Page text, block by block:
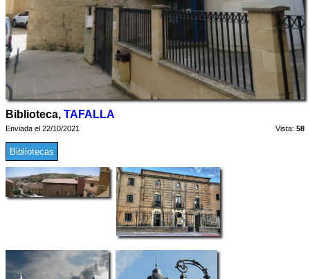
Biblioteca, TAFALLA
Enviada el 22/10/2021 Vista: 58
Bibliotecas